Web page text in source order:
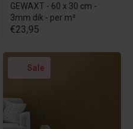
GEWAXT - 60 x 30 cm -
3mm dik - per m²
€23,95
Sale